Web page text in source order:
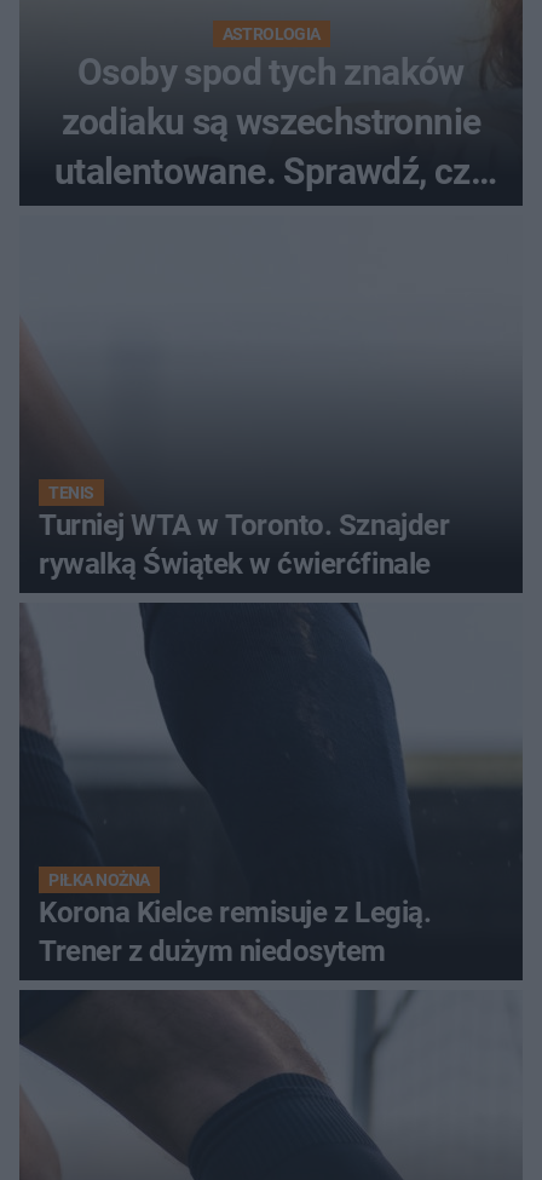
ASTROLOGIA
Osoby spod tych znaków
zodiaku są wszechstronnie
utalentowane. Sprawdź, czy
twój znak znajduje się na
TENIS
Turniej WTA w Toronto. Sznajder
rywalką Świątek w ćwierćfinale
PIŁKA NOŻNA
Korona Kielce remisuje z Legią.
Trener z dużym niedosytem